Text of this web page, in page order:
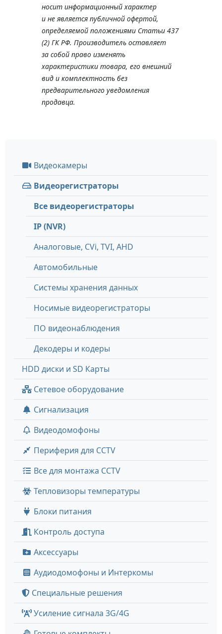
носит информационный характер
и не является публичной офертой,
определяемой положениями Статьи 437
(2) ГК РФ. Производитель оставляет
за собой право изменять
характеристики товара, его внешний
вид и комплектность без
предварительного уведомления
продавца.
Видеокамеры
Видеорегистраторы
Все видеорегистраторы
IP (NVR)
Аналоговые, СVi, TVI, AHD
Автомобильные
Системы хранения данных
Носимые видеорегистраторы
ПО видеонаблюдения
Декодеры и кодеры
HDD диски и SD Карты
Сетевое оборудование
Сигнализация
Видеодомофоны
Периферия для CCTV
Все для монтажа CCTV
Тепловизоры температуры
Блоки питания
Контроль доступа
Аксессуары
Аудиодомофоны и Интеркомы
Специальные решения
Усиление сигнала 3G/4G